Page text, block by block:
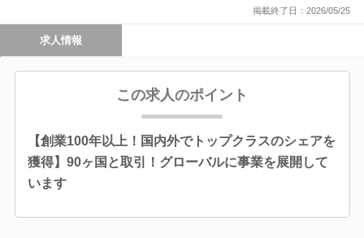
掲載終了日：2026/05/25
求人情報
この求人のポイント
【創業100年以上！国内外でトップクラスのシェアを
獲得】90ヶ国と取引！グローバルに事業を展開して
います